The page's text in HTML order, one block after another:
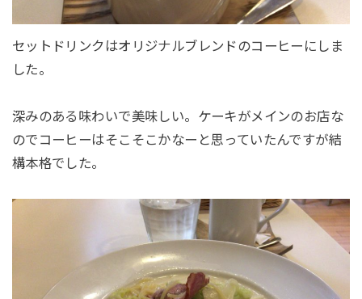
セットドリンクはオリジナルブレンドのコーヒーにしま
した。
深みのある味わいで美味しい。ケーキがメインのお店な
のでコーヒーはそこそこかなーと思っていたんですが結
構本格でした。